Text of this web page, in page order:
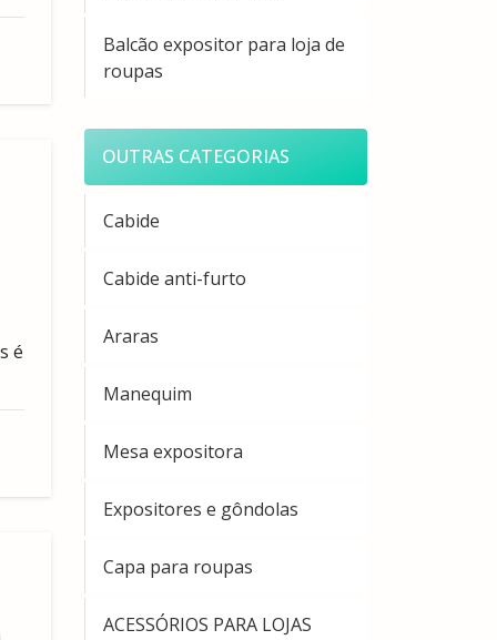
é
Balcão expositor para loja de
roupas
OUTRAS CATEGORIAS
Cabide
Cabide anti-furto
Araras
Manequim
Mesa expositora
Expositores e gôndolas
Capa para roupas
ACESSÓRIOS PARA LOJAS